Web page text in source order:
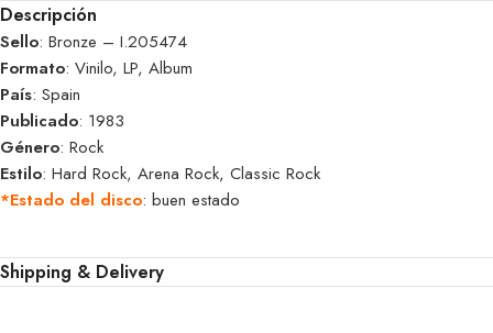
Descripción
Sello: Bronze – I.205474
Formato: Vinilo, LP, Album
País: Spain
Publicado: 1983
Género: Rock
Estilo: Hard Rock, Arena Rock, Classic Rock
*Estado del disco: buen estado
Shipping & Delivery